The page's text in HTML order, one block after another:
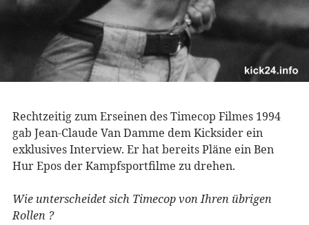
Rechtzeitig zum Erseinen des Timecop Filmes 1994
gab Jean-Claude Van Damme dem Kicksider ein
exklusives Interview. Er hat bereits Pläne ein Ben
Hur Epos der Kampfsportfilme zu drehen.
Wie unterscheidet sich Timecop von Ihren übrigen
Rollen ?